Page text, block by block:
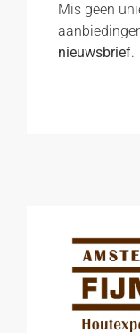
Mis geen
nieuwsbrief.